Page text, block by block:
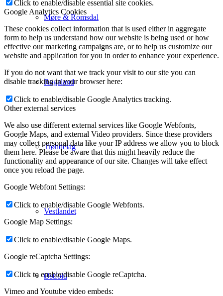
Møre & Romsdal
Rogaland
Trøndelag
Vestlandet
Østfold
Click to enable/disable essential site cookies.
Google Analytics Cookies
These cookies collect information that is used either in aggregate
form to help us understand how our website is being used or how
effective our marketing campaigns are, or to help us customize our
website and application for you in order to enhance your experience.
If you do not want that we track your visit to our site you can
disable tracking in your browser here:
Click to enable/disable Google Analytics tracking.
Other external services
We also use different external services like Google Webfonts,
Google Maps, and external Video providers. Since these providers
may collect personal data like your IP address we allow you to block
them here. Please be aware that this might heavily reduce the
functionality and appearance of our site. Changes will take effect
once you reload the page.
Google Webfont Settings:
Click to enable/disable Google Webfonts.
Google Map Settings:
Click to enable/disable Google Maps.
Google reCaptcha Settings:
Click to enable/disable Google reCaptcha.
Vimeo and Youtube video embeds: